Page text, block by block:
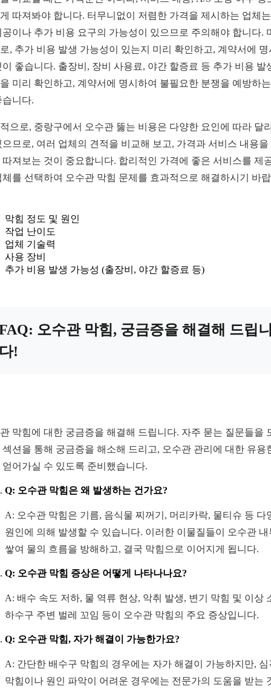
따져봐야 합니다. 터무니없이 저렴한 가격을 제시하는 업체
공이나 추가 비용 요구의 가능성이 있으므로 주의해야 합니다.
, 추가 비용 발생 가능성이 있는지 미리 확인하고, 계약서에 명
이 좋습니다. 출장비, 장비 사용료, 야간 할증료 등 추가 비용 발
미리 확인하고, 계약서에 명시하여 불필요한 분쟁을 예방하
습니다.
으로, 중랑구에서 오수관 뚫는 비용은 다양한 요인에 따라 달
으므로, 여러 업체의 견적을 비교해 보고, 가격과 서비스 내용을
따져보는 것이 중요합니다. 합리적인 가격에 좋은 서비스를 제
체를 선택하여 오수관 막힘 문제를 효과적으로 해결하시기 바
막힘 정도 및 원인
작업 난이도
업체 기술력
사용 장비
추가 비용 발생 가능성 (출장비, 야간 할증료 등)
오수관 막힘, 궁금증을 해결해 드립
!
막힘에 대한 궁금증을 해결해 드립니다. 자주 묻는 질문들을
섹션을 통해 궁금증을 해소해 드리고, 오수관 관리에 대한 유용
얻어가실 수 있도록 준비했습니다.
Q: 오수관 막힘은 왜 발생하는 건가요?
A: 오수관 막힘은 기름, 음식물 찌꺼기, 머리카락, 물티슈 등 다
원인에 의해 발생할 수 있습니다. 이러한 이물질들이 오수관 내
쌓여 물의 흐름을 방해하고, 결국 막힘으로 이어지게 됩니다.
Q: 오수관 막힘 증상은 어떻게 나타나나요?
A: 배수 속도 저하, 물 역류 현상, 악취 발생, 변기 막힘 및 이상
하수구 주변 벌레 꼬임 등이 오수관 막힘의 주요 증상입니다.
Q: 오수관 막힘, 자가 해결이 가능한가요?
A: 간단한 배수구 막힘의 경우에는 자가 해결이 가능하지만, 심
막힘이나 원인 파악이 어려운 경우에는 전문가의 도움을 받는